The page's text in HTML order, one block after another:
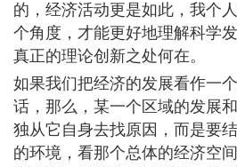
的，经济活动更是如此，我个
个角度，才能更好地理解科学
真正的理论创新之处何在。
如果我们把经济的发展看作一
话，那么，某一个区域的发展
独从它自身去找原因，而是要
的环境，看那个总体的经济空